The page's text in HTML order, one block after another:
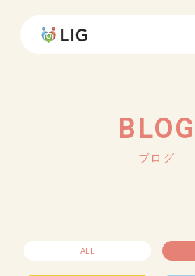
BLOG
ブログ
ALL